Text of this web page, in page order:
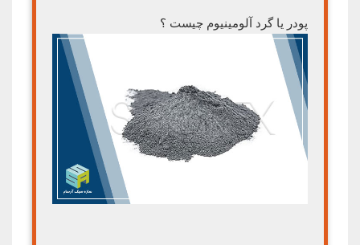
پودر یا گرد آلومینیوم چیست ؟